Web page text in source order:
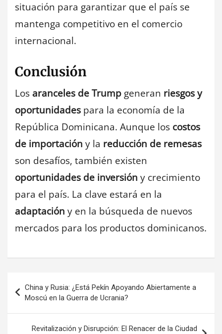
situación para garantizar que el país se
mantenga competitivo en el comercio
internacional.
Conclusión
Los aranceles de Trump generan riesgos y
oportunidades para la economía de la
República Dominicana. Aunque los costos
de importación y la reducción de remesas
son desafíos, también existen
oportunidades de inversión y crecimiento
para el país. La clave estará en la
adaptación y en la búsqueda de nuevos
mercados para los productos dominicanos.
Navegación
de
entradas
China y Rusia: ¿Está Pekín Apoyando Abiertamente a
Moscú en la Guerra de Ucrania?
Revitalización y Disrupción: El Renacer de la Ciudad